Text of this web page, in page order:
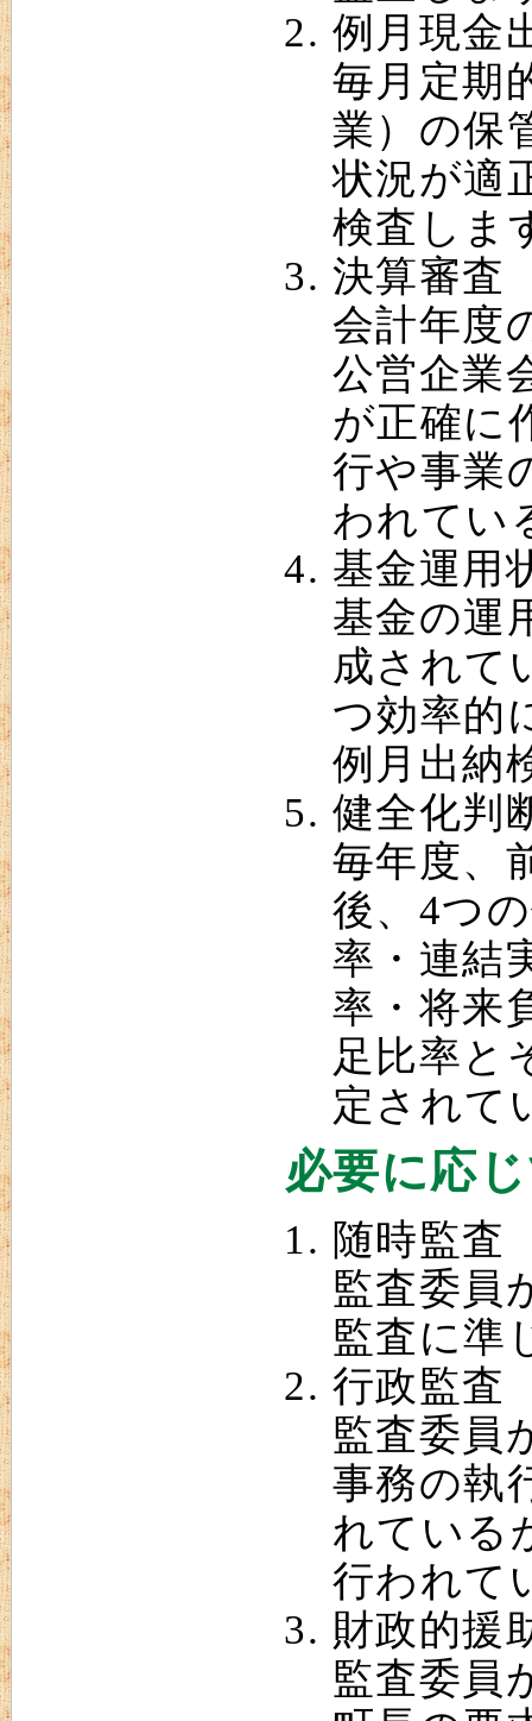
例月現金
毎月定期
業）の保
状況が適
検査しま
決算審査
会計年度
公営企業
が正確に
行や事業
われてい
基金運用
基金の運
成されて
つ効率的
例月出納
健全化判
毎年度、
後、4つ
率・連結
率・将来
足比率と
定されて
必要に応
随時監査
監査委員
監査に準
行政監査
監査委員
事務の執
れている
行われて
財政的援
監査委員